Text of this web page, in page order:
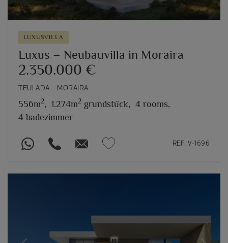
LUXUSVILLA
Luxus – Neubauvilla in Moraira
2.350.000 €
TEULADA – MORAIRA
556m2, 1.274m2 grundstück, 4 rooms,
4 badezimmer
REF. V-1696